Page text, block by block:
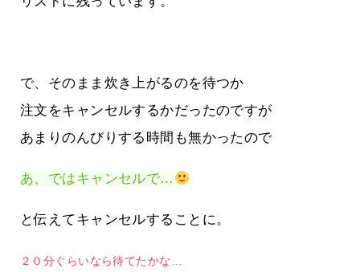
で、そのまま炊き上がるのを待つか
注文をキャンセルするかだったのですが
あまりのんびりする時間も無かったので
あ、ではキャンセルで…
と伝えてキャンセルすることに。
２０分ぐらいなら待てたかな…